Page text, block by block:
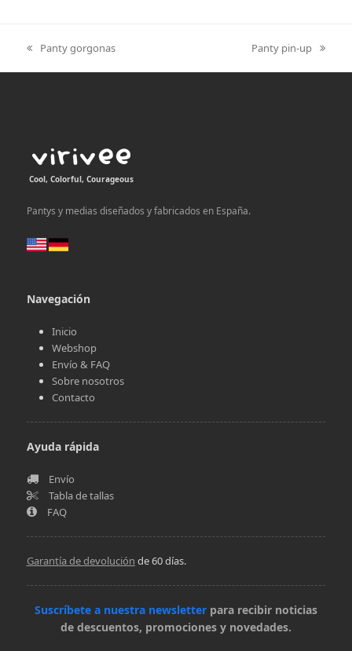
previous
post:
Panty gorgonas
next
post:
Panty pin-up
Cool, Colorful, Courageous
Pantys y medias diseñados y fabricados en España.
Navegación
Inicio
Webshop
Envío & FAQ
Sobre nosotros
Contacto
Ayuda rápida
Envío
Tabla de tallas
FAQ
Garantía de devolución de 60 días.
Suscríbete a nuestra newsletter para recibir noticias
de descuentos, promociones y novedades.